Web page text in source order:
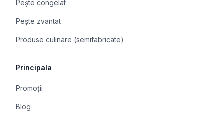
Pește congelat
Pește zvantat
Produse culinare (semifabricate)
Principala
Promoții
Blog